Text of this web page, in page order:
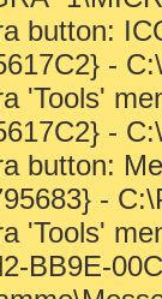
button:
-
'Tools'
-
button:
-
'Tools'
BB9E-